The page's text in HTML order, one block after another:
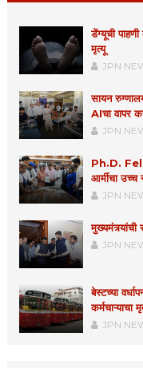
डेंग्यूची
मृत्यू
JPN
सायन
AIचा वापर
JPN
Ph.D.
आर्मीचा उच्च
JPN
JPN
बेस्टच्या
कर्मचाऱ्याचा
JPN